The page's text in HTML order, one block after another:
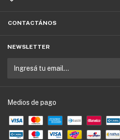
CONTACTÁNOS
NEWSLETTER
Medios de pago